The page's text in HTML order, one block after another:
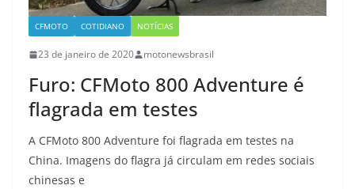
CFMOTO COTIDIANO NOTÍCIAS
23 de janeiro de 2020 motonewsbrasil
Furo: CFMoto 800 Adventure é
flagrada em testes
A CFMoto 800 Adventure foi flagrada em testes na
China. Imagens do flagra já circulam em redes sociais
chinesas e